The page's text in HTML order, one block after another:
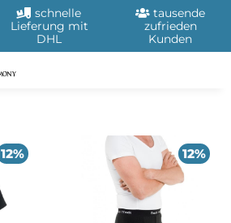
schnelle
Lieferung mit
DHL
tausende
zufrieden
Kunden
12% 12%